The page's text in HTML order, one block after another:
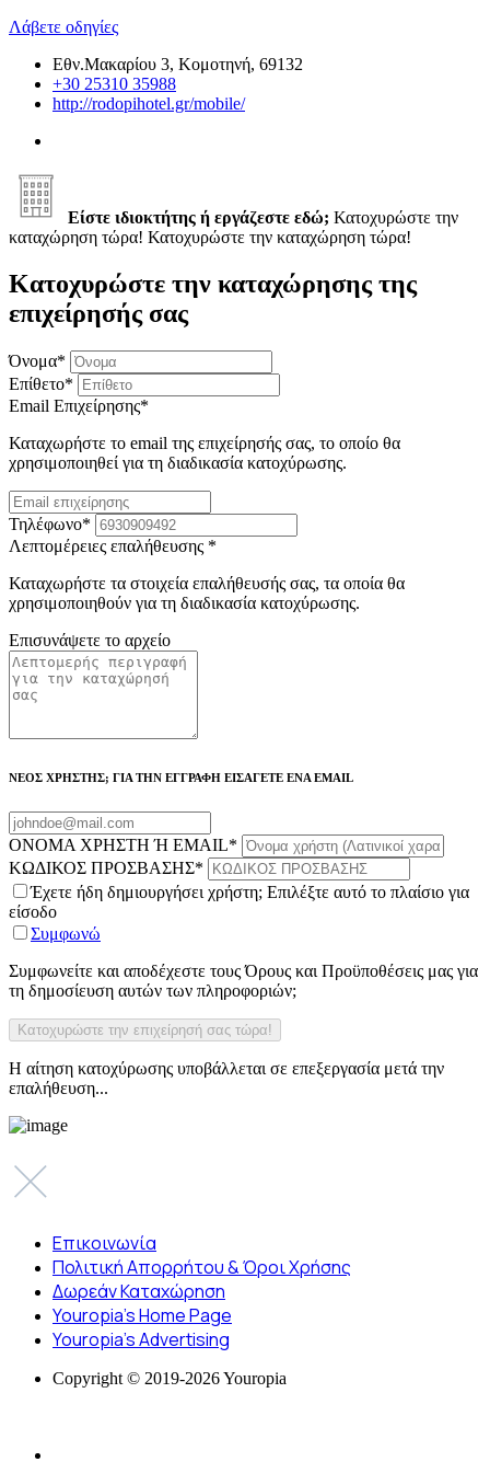
Λάβετε οδηγίες
Εθν.Μακαρίου 3, Κομοτηνή, 69132
+30 25310 35988
http://rodopihotel.gr/mobile/
Είστε ιδιοκτήτης ή εργάζεστε εδώ; Κατοχυρώστε την
καταχώρηση τώρα! Κατοχυρώστε την καταχώρηση τώρα!
Κατοχυρώστε την καταχώρησης της
επιχείρησής σας
Όνομα*
Επίθετο*
Email Επιχείρησης*
Καταχωρήστε το email της επιχείρησής σας, το οποίο θα
χρησιμοποιηθεί για τη διαδικασία κατοχύρωσης.
Τηλέφωνο*
Λεπτομέρειες επαλήθευσης *
Καταχωρήστε τα στοιχεία επαλήθευσής σας, τα οποία θα
χρησιμοποιηθούν για τη διαδικασία κατοχύρωσης.
Επισυνάψετε το αρχείο
ΝΕΟΣ ΧΡΗΣΤΗΣ; ΓΙΑ ΤΗΝ ΕΓΓΡΑΦΗ ΕΙΣΑΓΕΤΕ ΕΝΑ EMAIL
ΟΝΟΜΑ ΧΡΗΣΤΗ Ή EMAIL*
ΚΩΔΙΚΟΣ ΠΡΟΣΒΑΣΗΣ*
Έχετε ήδη δημιουργήσει χρήστη; Επιλέξτε αυτό το πλαίσιο για
είσοδο
Συμφωνώ
Συμφωνείτε και αποδέχεστε τους Όρους και Προϋποθέσεις μας για
τη δημοσίευση αυτών των πληροφοριών;
Η αίτηση κατοχύρωσης υποβάλλεται σε επεξεργασία μετά την
επαλήθευση...
Επικοινωνία
Πολιτική Απορρήτου & Όροι Χρήσης
Δωρεάν Καταχώρηση
Youropia’s Home Page
Youropia’s Advertising
Copyright © 2019-2026 Youropia